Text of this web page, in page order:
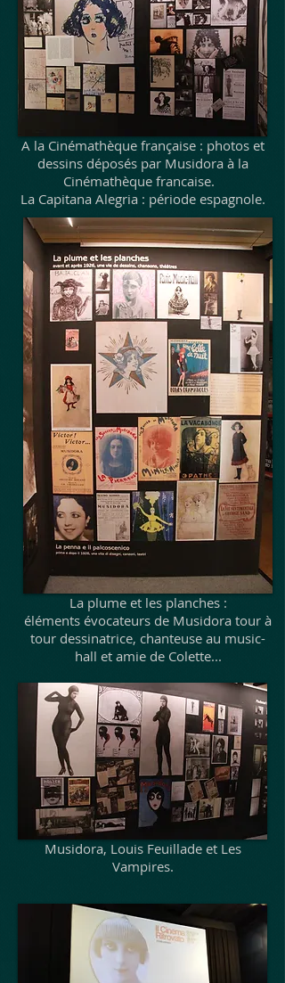
A la Cinémathèque française : photos et
dessins déposés par Musidora à la
Cinémathèque francaise.
La Capitana Alegria : période espagnole.
La plume et les planches :
éléments évocateurs de Musidora tour à
tour dessinatrice, chanteuse au music-
hall et amie de Colette...
Musidora, Louis Feuillade et Les
Vampires.